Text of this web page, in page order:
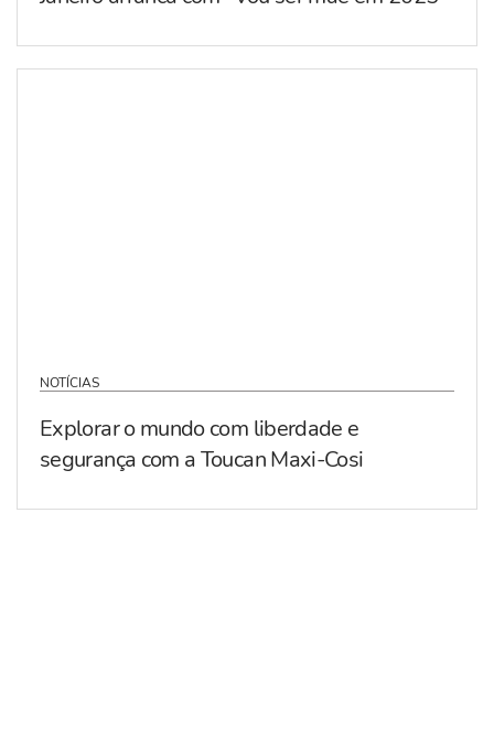
NOTÍCIAS
Explorar o mundo com liberdade e
segurança com a Toucan Maxi-Cosi